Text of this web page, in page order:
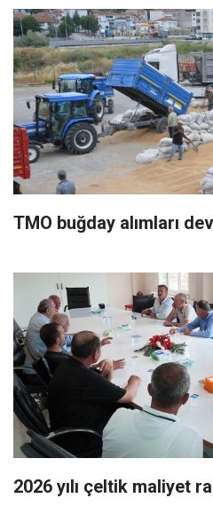
TMO buğday alımları
2026 yılı çeltik maliyet